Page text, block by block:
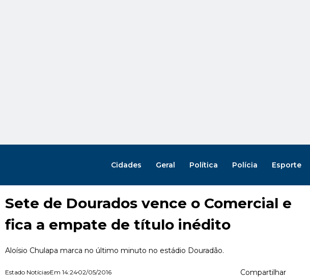
Cidades Geral Política Polícia Esporte
Sete de Dourados vence o Comercial e
fica a empate de título inédito
Aloísio Chulapa marca no último minuto no estádio Douradão.
Estado NotíciasEm 14:2402/05/2016 Compartilhar